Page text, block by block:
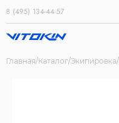
8 (495) 134-44-57
Главная Каталог Экипировка